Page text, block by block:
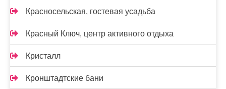
Красносельская, гостевая усадьба
Красный Ключ, центр активного отдыха
Кристалл
Кронштадтские бани